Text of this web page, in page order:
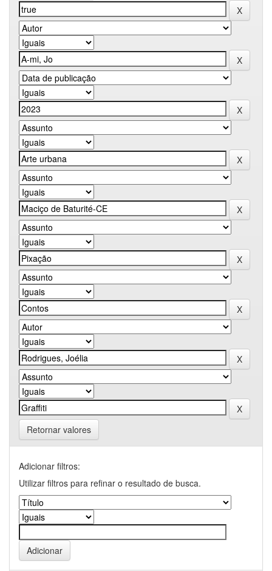
Retornar valores
Adicionar filtros:
Utilizar filtros para refinar o resultado de busca.